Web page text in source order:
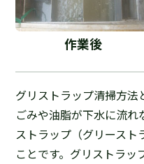
作業後
グリストラップ清掃方
ごみや油脂が下水に流れ
ストラップ（グリースト
ことです。グリストラッ